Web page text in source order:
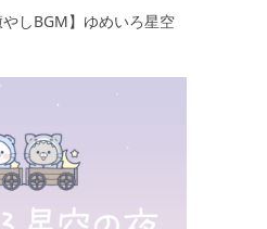
しBGM】ゆめいろ星空